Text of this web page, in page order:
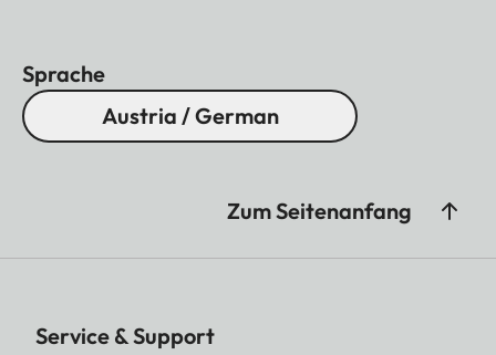
Sprache
Austria / German
Zum Seitenanfang
Service & Support